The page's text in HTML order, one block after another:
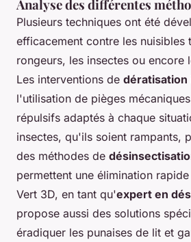
Analyse des différentes
Plusieurs techniques ont été
efficacement contre les nuisibles
rongeurs, les insectes ou encore
Les interventions de dératisation
l'utilisation de pièges
répulsifs adaptés à chaque
insectes, qu'ils soient rampants,
des méthodes de
permettent une élimination
Vert 3D, en tant qu'expert en
propose aussi des solutions
éradiquer les punaises de lit et